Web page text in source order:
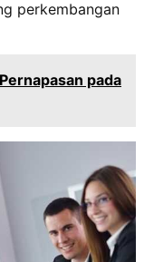
perkembangan
pada